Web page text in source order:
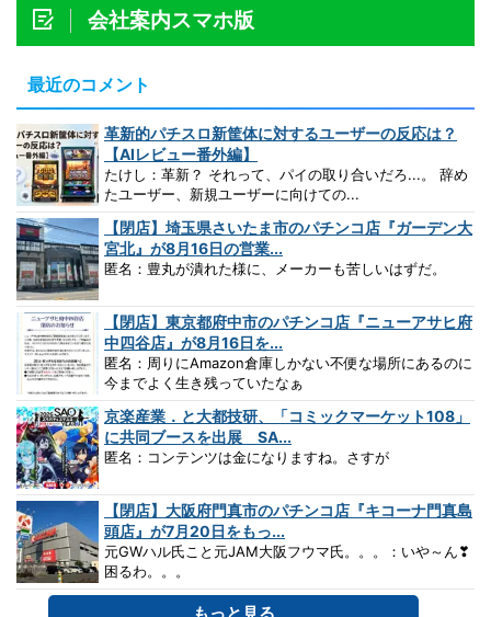
会社案内スマホ版
最近のコメント
革新的パチスロ新筐体に対するユーザーの反応は？
【AIレビュー番外編】
たけし：革新？ それって、パイの取り合いだろ...。 辞め
たユーザー、新規ユーザーに向けての...
【閉店】埼玉県さいたま市のパチンコ店『ガーデン大
宮北』が8月16日の営業...
匿名：豊丸が潰れた様に、メーカーも苦しいはずだ。
【閉店】東京都府中市のパチンコ店『ニューアサヒ府
中四谷店』が8月16日を...
匿名：周りにAmazon倉庫しかない不便な場所にあるのに
今までよく生き残っていたなぁ
京楽産業．と大都技研、「コミックマーケット108」
に共同ブースを出展 SA...
匿名：コンテンツは金になりますね。さすが
【閉店】大阪府門真市のパチンコ店『キコーナ門真島
頭店』が7月20日をもっ...
元GWハル氏こと元JAM大阪フウマ氏。。。：いや～ん❣
困るわ。。。
もっと見る